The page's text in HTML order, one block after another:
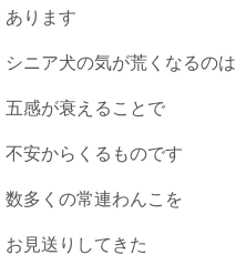
あります
シニア犬の気が荒くなるのは
五感が衰えることで
不安からくるものです
数多くの常連わんこを
お見送りしてきた